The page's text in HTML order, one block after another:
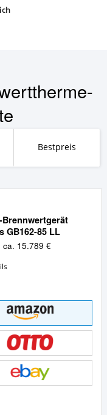
Bestpreis
Brennwertgerät
GB162-85 LL
ca. 15.789 €